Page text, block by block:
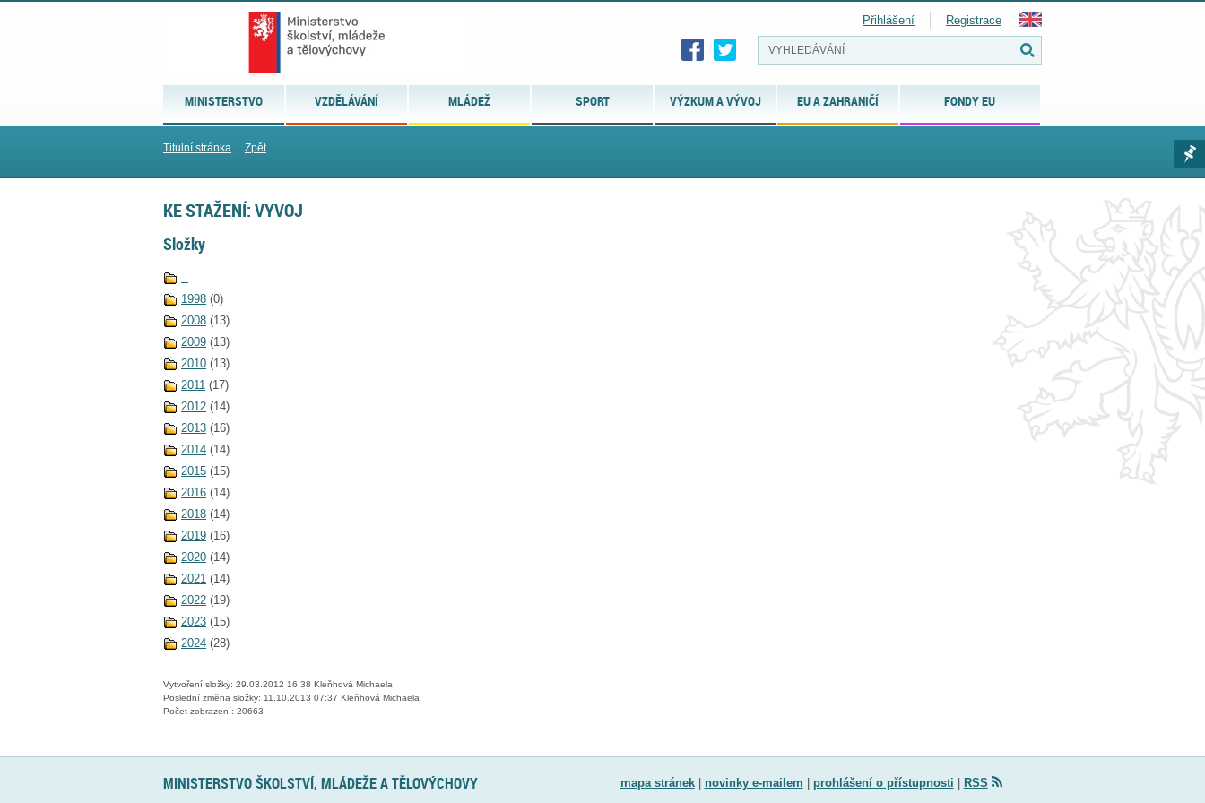
MINISTERSTVO VZDĚLÁVÁNÍ MLÁDEŽ SPORT VÝZKUM A VÝVOJ EU A ZAHRANIČÍ FONDY EU
Přihlášení Registrace
Titulní stránka Zpět
KE STAŽENÍ: VYVOJ
Složky
..
1998 (0)
2008 (13)
2009 (13)
2010 (13)
2011 (17)
2012 (14)
2013 (16)
2014 (14)
2015 (15)
2016 (14)
2018 (14)
2019 (16)
2020 (14)
2021 (14)
2022 (19)
2023 (15)
2024 (28)
Vytvoření složky: 29.03.2012 16:38 Kleňhová Michaela
Poslední změna složky: 11.10.2013 07:37 Kleňhová Michaela
Počet zobrazení: 20663
MINISTERSTVO ŠKOLSTVÍ, MLÁDEŽE A TĚLOVÝCHOVY mapa stránek| novinky e-mailem prohlášení o přístupnosti RSS